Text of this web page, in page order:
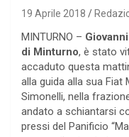
19 Aprile 2018
MINTURNO –
di Minturno, è stato
accaduto questa
alla guida alla sua Fiat
Simonelli, nella
andato a schiantarsi
pressi del Panificio